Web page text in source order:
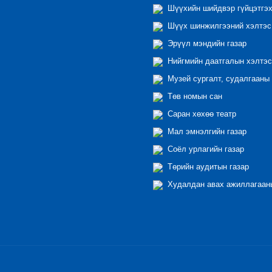
Шүүхийн шийдвэр
Шүүх шинжилгээний хэлтэс
Эрүүл мэндийн газар
Нийгмийн даатгалын хэлтэс
Музей сургалт, судалгааны
Төв номын сан
Саран хөхөө театр
Мал эмнэлгийн газар
Соёл урлагийн газар
Төрийн аудитын газар
Худалдан авах